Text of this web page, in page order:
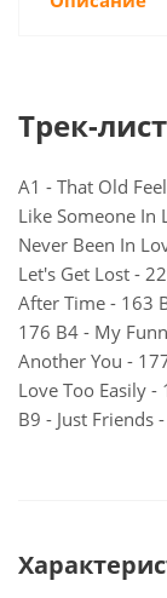
Трек-
A1 - That Old
Like Someone In
Never Been In
Let's Get Lost -
After Time - 163
176 B4 - My
Another You -
Love Too Easily
B9 - Just Friends